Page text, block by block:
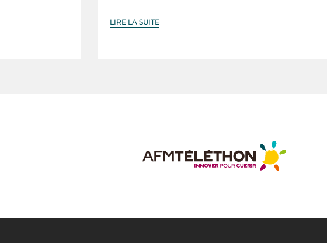
LIRE LA SUITE